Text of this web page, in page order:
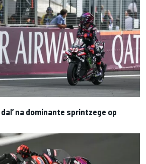
na dominante sprintzege op